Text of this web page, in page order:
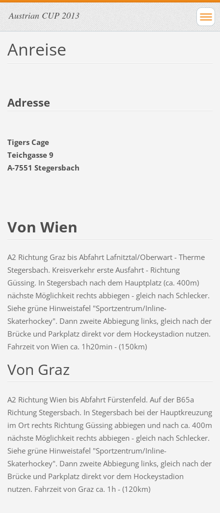
Austrian CUP 2013
Anreise
Adresse
Tigers Cage
Teichgasse 9
A-7551 Stegersbach
Von Wien
A2 Richtung Graz bis Abfahrt Lafnitztal/Oberwart - Therme
Stegersbach. Kreisverkehr erste Ausfahrt - Richtung
Güssing. In Stegersbach nach dem Hauptplatz (ca. 400m)
nächste Möglichkeit rechts abbiegen - gleich nach Schlecker.
Siehe grüne Hinweistafel "Sportzentrum/Inline-
Skaterhockey". Dann zweite Abbiegung links, gleich nach der
Brücke und Parkplatz direkt vor dem Hockeystadion nutzen.
Fahrzeit von Wien ca. 1h20min - (150km)
Von Graz
A2 Richtung Wien bis Abfahrt Fürstenfeld. Auf der B65a
Richtung Stegersbach. In Stegersbach bei der Hauptkreuzung
im Ort rechts Richtung Güssing abbiegen und nach ca. 400m
nächste Möglichkeit rechts abbiegen - gleich nach Schlecker.
Siehe grüne Hinweistafel "Sportzentrum/Inline-
Skaterhockey". Dann zweite Abbiegung links, gleich nach der
Brücke und Parkplatz direkt vor dem Hockeystadion
nutzen. Fahrzeit von Graz ca. 1h - (120km)